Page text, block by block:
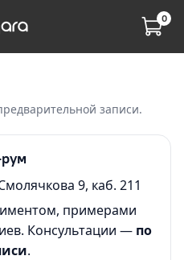
0
записи.
9, каб. 211
примерами
Консультации — по
.